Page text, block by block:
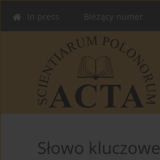
In press Bieżący numer
Słowo kluczowe